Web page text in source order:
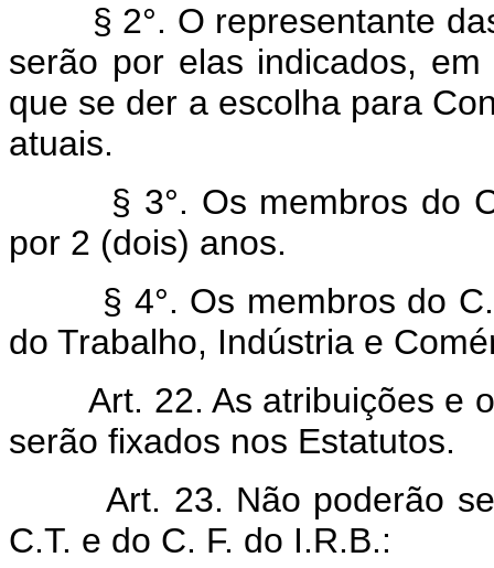
§ 2°. O representante das
serão por elas indicados,
que se der a escolha para
atuais.
§ 3°. Os membros do
por 2 (dois) anos.
§ 4°. Os membros do
do Trabalho, Indústria e
Art. 22. As atribuições e
serão fixados nos Estatutos.
Art. 23. Não poderão
C.T. e do C. F. do I.R.B.: